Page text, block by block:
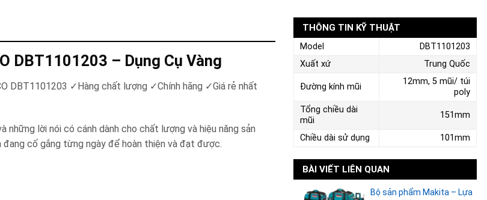
DBT1101203 – Dụng Cụ Vàng
DBT1101203 ✓Hàng chất lượng ✓Chính hãng ✓Giá rẻ nhất
lời nói có cánh dành cho chất lượng và hiệu năng sản
đang cố gắng từng ngày để hoàn thiện và đạt được.
THÔNG TIN KỸ THUẬT
Model
DBT1101203
Xuất xứ
Trung Quốc
Đường kính mũi
12mm, 5 mũi/ túi
poly
Tổng chiều dài
mũi
151mm
Chiều dài sử dụng 101mm
BÀI VIẾT LIÊN QUAN
Bộ sản phẩm Makita – Lựa